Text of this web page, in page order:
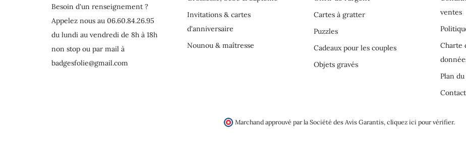
Besoin d'un renseignement ?
Appelez nous au 06.60.84.26.95
du lundi au vendredi de 8h à 18h
non stop ou par mail à
badgesfolie@gmail.com
Invitations & cartes
d'anniversaire
Nounou & maîtresse
Cartes à gratter
Puzzles
Cadeaux pour les couples
Objets gravés
ventes
Charte
Plan
Contact
Marchand approuvé par la Société des Avis Garantis,cliquez ici pour vérifier.